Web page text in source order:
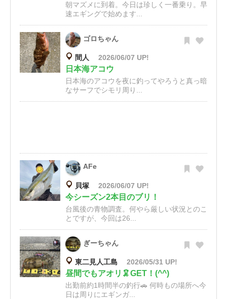
朝マズメに到着。今日は珍しく一番乗り。早
速エギングで始めます...
ゴロちゃん
間人 2026/06/07 UP!
日本海アコウ
日本海のアコウを夜に釣ってやろうと真っ暗
なサーフでシモリ周り...
AFe
貝塚 2026/06/07 UP!
今シーズン2本目のブリ！
台風後の青物調査。何やら厳しい状況とのこ
とですが、今回は26...
ぎーちゃん
東二見人工島 2026/05/31 UP!
昼間でもアオリ🦑GET！(^^)
出勤前約1時間半の釣行🚗 何時もの場所へ今
日は周りにエギンガ...